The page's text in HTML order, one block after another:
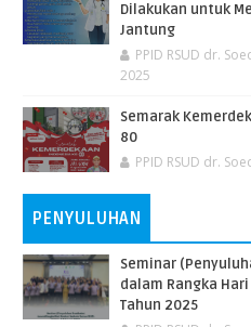
Dilakukan untuk
Jantung
PPID RSUD dr.
2025
Semarak
80
PPID RSUD dr.
PENYULUHAN
Seminar
dalam Rangka
Tahun 2025